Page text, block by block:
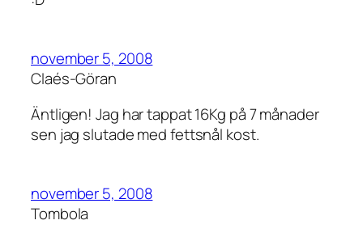
november 5, 2008
Claés-Göran
Äntligen! Jag har tappat 16Kg på 7 månader
sen jag slutade med fettsnål kost.
november 5, 2008
Tombola